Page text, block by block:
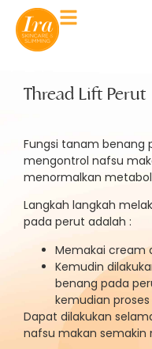
Thread Lift Perut
Fungsi tanam benang
mengontrol nafsu
menormalkan
Langkah langkah
pada perut adalah :
Memakai cream
Kemudin
benang pada
kemudian proses
Dapat dilakukan
nafsu makan semakin